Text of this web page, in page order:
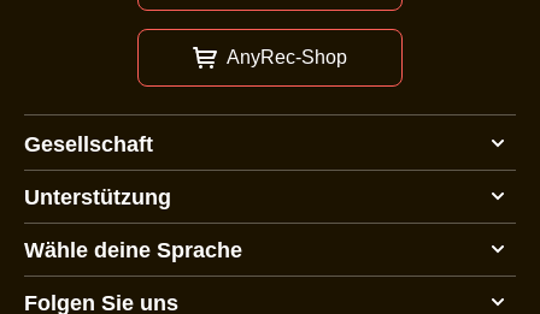
AnyRec-Shop
Gesellschaft
Unterstützung
Wähle deine Sprache
Folgen Sie uns